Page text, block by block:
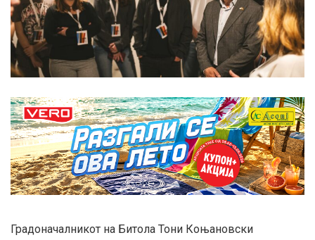
Градоначалникот на Битола Тони Коњановски